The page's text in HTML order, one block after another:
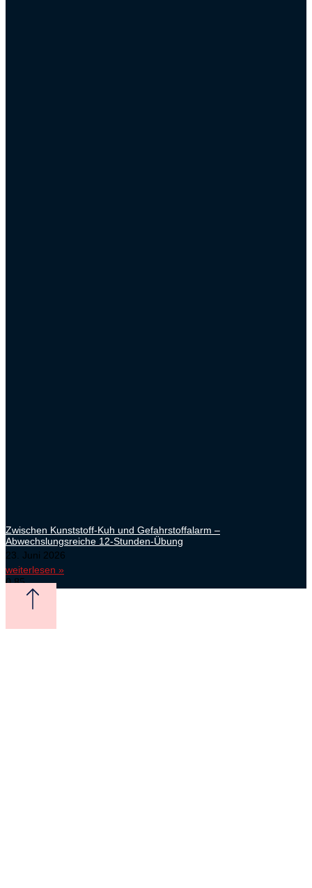
Zwischen Kunststoff-Kuh und Gefahrstoffalarm –
Abwechslungsreiche 12-Stunden-Übung
23. Juni 2026
weiterlesen »